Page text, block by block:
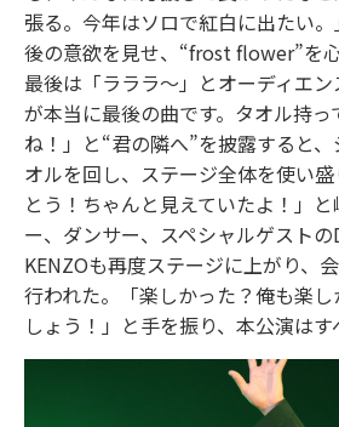
張る。今年はソロで紅白に出たい
後の意欲を見せ、“frost flower”を
最後は「ラララ～」とオーディエ
が本当に最後の曲です。タオル持っ
ね！」と“君の隣へ”を披露すると
オルを回し、ステージ全体を使い
とう！ちゃんと見えていたよ！」
ー、ダンサー、スペシャルゲストの
KENZOも再度ステージに上がり、
行われた。「楽しかった？俺も楽
しょう！」と手を振り、本公演はす